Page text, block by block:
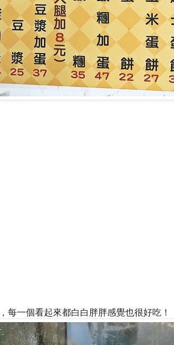
每一個看起來都白白胖胖感覺也很好吃！